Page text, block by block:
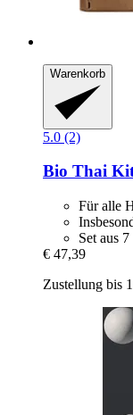
Warenkorb
5.0 (2)
Bio Thai
Für alle
Set aus
€ 47,39
Zustellung bis